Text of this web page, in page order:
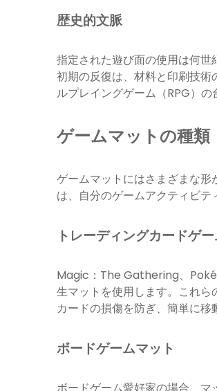
歴史的文脈
指定された遊び面の使用は何
初期の反復は、材料と印刷技
ルプレイングゲーム（RPG）
ゲームマットの種類
ゲームマットにはさまざまな
は、自分のゲームアクティビテ
トレーディングカードゲ
Magic：The Gathering、
生マットを使用します。これら
カードの損傷を防ぎ、簡単に移
ボードゲームマット